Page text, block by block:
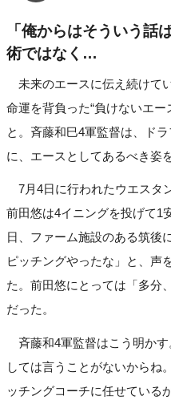
「俺からはそういう話
術ではなく…
未来のエースに伝え続けて
命運を背負った“負けないエー
と。斉藤和巳4軍監督は、ド
に、エースとしてあるべき姿
7月4日に行われたウエスタ
前田悠は4イニングを投げて1
日、ファーム施設のある筑後
ピッチングやったな」と、声
た。前田悠にとっては「多分
だった。
斉藤和4軍監督はこう明か
しては言うことがないからね
ッチングコーチに任せている